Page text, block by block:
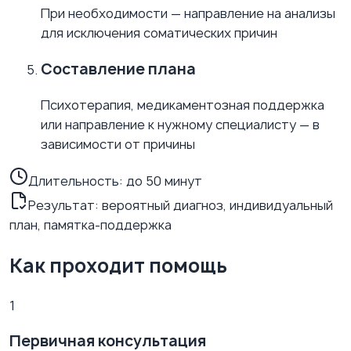
При необходимости — направление на анализы
для исключения соматических причин
Составление плана
Психотерапия, медикаментозная поддержка
или направление к нужному специалисту — в
зависимости от причины
Длительность: до 50 минут
Результат: вероятный диагноз, индивидуальный
план, памятка-поддержка
Как проходит помощь
1
Первичная консультация